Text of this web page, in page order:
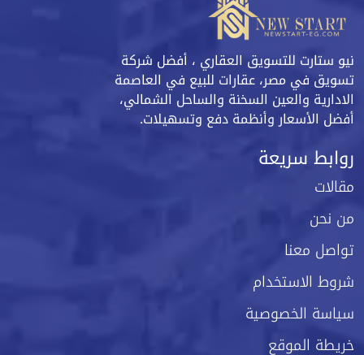
نيو ستارت للتسويق العقاري ، أفضل شركة
تسويق في مصر، عقارات للبيع في العاصمة
الادارية والعين السخنة والساحل الشمالي،
أفضل الأسعار وأنظمة دفع وتسهيلات.
روابط سريعة
مقالات
من نحن
تواصل معنا
شروط الاستخدام
سياسة الخصوصية
خريطة الموقع